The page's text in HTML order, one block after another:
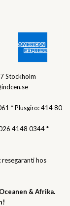
Stockholm
* Plusgiro: 414 80
4148 0344 *
hos
& Afrika.